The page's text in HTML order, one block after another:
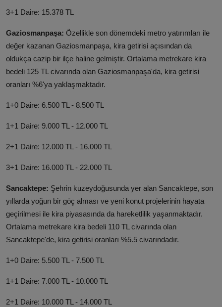
3+1 Daire: 15.378 TL
Gaziosmanpaşa: Özellikle son dönemdeki metro yatırımları ile
değer kazanan Gaziosmanpaşa, kira getirisi açısından da
oldukça cazip bir ilçe haline gelmiştir. Ortalama metrekare kira
bedeli 125 TL civarında olan Gaziosmanpaşa'da, kira getirisi
oranları %6'ya yaklaşmaktadır.
1+0 Daire: 6.500 TL - 8.500 TL
1+1 Daire: 9.000 TL - 12.000 TL
2+1 Daire: 12.000 TL - 16.000 TL
3+1 Daire: 16.000 TL - 22.000 TL
Sancaktepe: Şehrin kuzeydoğusunda yer alan Sancaktepe, son
yıllarda yoğun bir göç alması ve yeni konut projelerinin hayata
geçirilmesi ile kira piyasasında da hareketlilik yaşanmaktadır.
Ortalama metrekare kira bedeli 110 TL civarında olan
Sancaktepe'de, kira getirisi oranları %5.5 civarındadır.
1+0 Daire: 5.500 TL - 7.500 TL
1+1 Daire: 7.000 TL - 10.000 TL
2+1 Daire: 10.000 TL - 14.000 TL